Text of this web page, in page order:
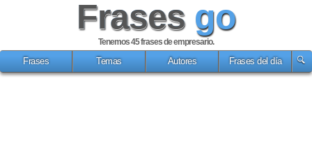
Frases go
Tenemos 45frases de empresario.
Frases
Temas Autores Frases del día